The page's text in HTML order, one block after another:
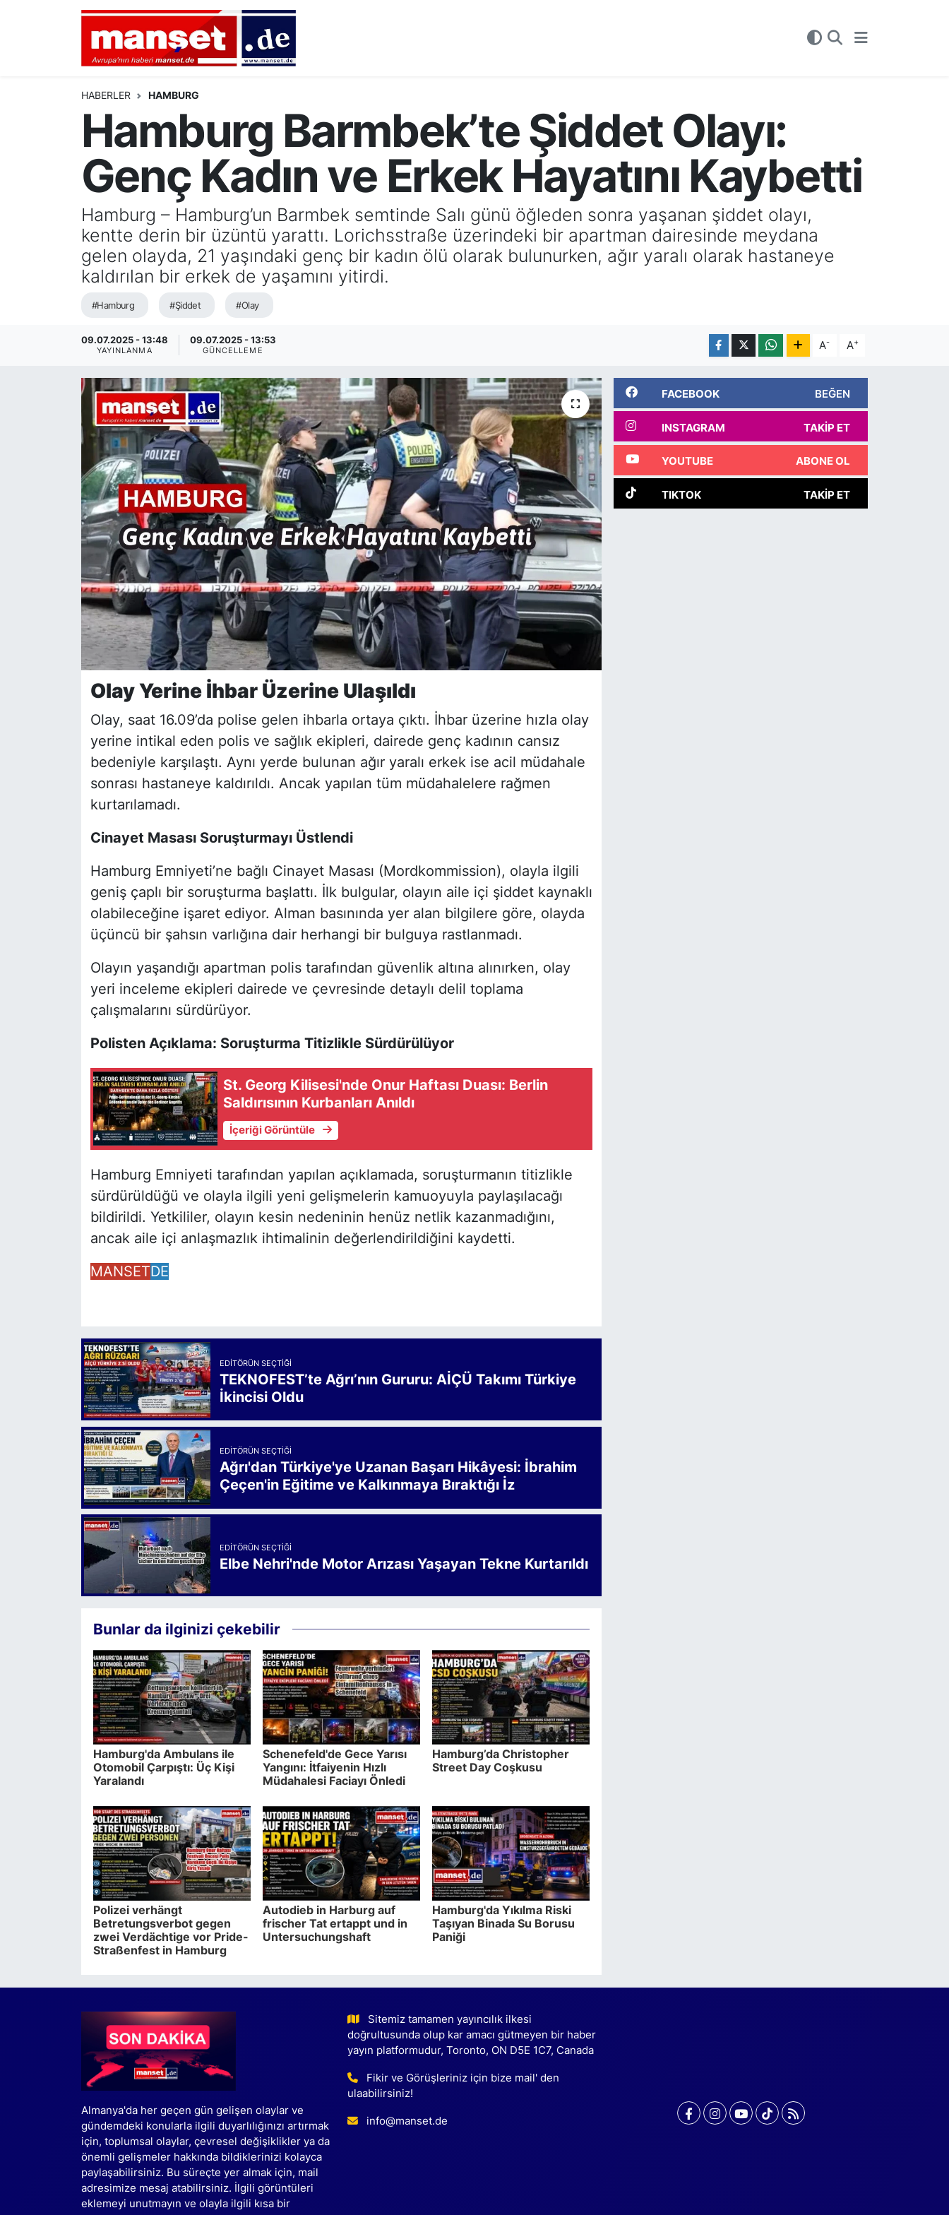
HABERLER HAMBURG
Hamburg Barmbek’te Şiddet Olayı:
Genç Kadın ve Erkek Hayatını Kaybetti
Hamburg – Hamburg’un Barmbek semtinde Salı günü öğleden sonra yaşanan şiddet olayı,
kentte derin bir üzüntü yarattı. Lorichsstraße üzerindeki bir apartman dairesinde meydana
gelen olayda, 21 yaşındaki genç bir kadın ölü olarak bulunurken, ağır yaralı olarak hastaneye
kaldırılan bir erkek de yaşamını yitirdi.
#Hamburg #Şiddet #Olay
09.07.2025 - 13:48
YAYINLANMA
09.07.2025 - 13:53
GÜNCELLEME A- A+
Olay Yerine İhbar Üzerine Ulaşıldı
Olay, saat 16.09’da polise gelen ihbarla ortaya çıktı. İhbar üzerine hızla olay
yerine intikal eden polis ve sağlık ekipleri, dairede genç kadının cansız
bedeniyle karşılaştı. Aynı yerde bulunan ağır yaralı erkek ise acil müdahale
sonrası hastaneye kaldırıldı. Ancak yapılan tüm müdahalelere rağmen
kurtarılamadı.
Cinayet Masası Soruşturmayı Üstlendi
Hamburg Emniyeti’ne bağlı Cinayet Masası (Mordkommission), olayla ilgili
geniş çaplı bir soruşturma başlattı. İlk bulgular, olayın aile içi şiddet kaynaklı
olabileceğine işaret ediyor. Alman basınında yer alan bilgilere göre, olayda
üçüncü bir şahsın varlığına dair herhangi bir bulguya rastlanmadı.
Olayın yaşandığı apartman polis tarafından güvenlik altına alınırken, olay
yeri inceleme ekipleri dairede ve çevresinde detaylı delil toplama
çalışmalarını sürdürüyor.
Polisten Açıklama: Soruşturma Titizlikle Sürdürülüyor
St. Georg Kilisesi'nde Onur Haftası Duası: Berlin
Saldırısının Kurbanları Anıldı
İçeriği Görüntüle
Hamburg Emniyeti tarafından yapılan açıklamada, soruşturmanın titizlikle
sürdürüldüğü ve olayla ilgili yeni gelişmelerin kamuoyuyla paylaşılacağı
bildirildi. Yetkililer, olayın kesin nedeninin henüz netlik kazanmadığını,
ancak aile içi anlaşmazlık ihtimalinin değerlendirildiğini kaydetti.
MANSETDE
EDITÖRÜN SEÇTIĞI
TEKNOFEST’te Ağrı’nın Gururu: AİÇÜ Takımı Türkiye
İkincisi Oldu
EDITÖRÜN SEÇTIĞI
Ağrı'dan Türkiye'ye Uzanan Başarı Hikâyesi: İbrahim
Çeçen'in Eğitime ve Kalkınmaya Bıraktığı İz
EDITÖRÜN SEÇTIĞI
Elbe Nehri'nde Motor Arızası Yaşayan Tekne Kurtarıldı
Bunlar da ilginizi çekebilir
Hamburg'da Ambulans ile
Otomobil Çarpıştı: Üç Kişi
Yaralandı
Schenefeld'de Gece Yarısı
Yangını: İtfaiyenin Hızlı
Müdahalesi Faciayı Önledi
Hamburg’da Christopher
Street Day Coşkusu
Polizei verhängt
Betretungsverbot gegen
zwei Verdächtige vor Pride-
Straßenfest in Hamburg
Autodieb in Harburg auf
frischer Tat ertappt und in
Untersuchungshaft
Hamburg'da Yıkılma Riski
Taşıyan Binada Su Borusu
Paniği
FACEBOOK BEĞEN
INSTAGRAM TAKIP ET
YOUTUBE ABONE OL
TIKTOK TAKIP ET
Almanya'da her geçen gün gelişen olaylar ve
gündemdeki konularla ilgili duyarlılığınızı artırmak
için, toplumsal olaylar, çevresel değişiklikler ya da
önemli gelişmeler hakkında bildiklerinizi kolayca
paylaşabilirsiniz. Bu süreçte yer almak için, mail
adresimize mesaj atabilirsiniz. İlgili görüntüleri
eklemeyi unutmayın ve olayla ilgili kısa bir
Sitemiz tamamen yayıncılık ilkesi
doğrultusunda olup kar amacı gütmeyen bir haber
yayın platformudur, Toronto, ON D5E 1C7, Canada
Fikir ve Görüşleriniz için bize mail' den
ulaabilirsiniz!
info@manset.de
AVRUPA
ALMANYA
TÜRKİYE
DEUTSCH
EKONOMİ
SİYASET
SAĞLIK
Nöbetçi Eczaneler
Hava Durumu
Namaz Vakitleri
Trafik Durumu
Puan Durumu ve Fikstür
Tüm Manşetler
Son Dakika Haberleri
Haber Arşivi